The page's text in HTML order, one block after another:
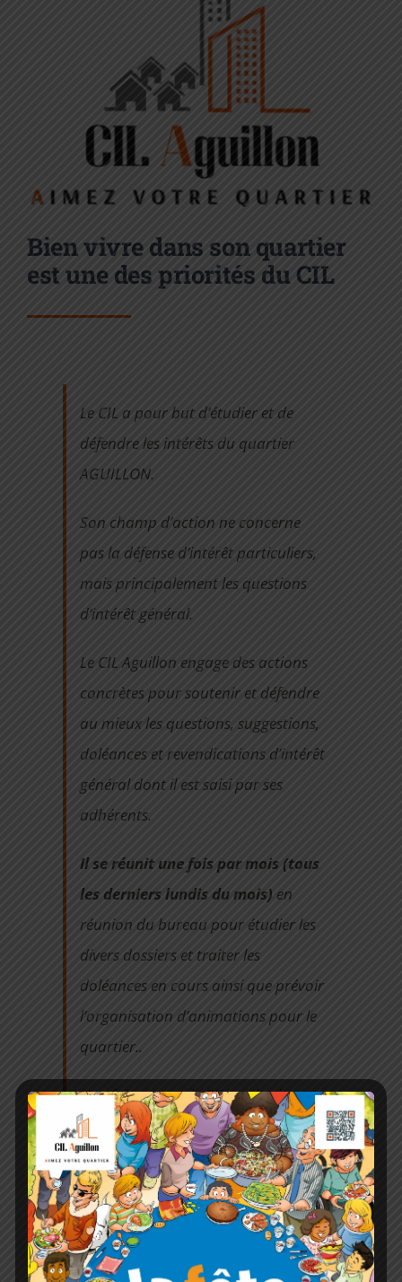
Bien vivre dans son quartier
est une des priorités du CIL
Le CIL a pour but d’étudier et de
défendre les intérêts du quartier
AGUILLON.
Son champ d’action ne concerne
pas la défense d’intérêt particuliers,
mais principalement les questions
d’intérêt général.
Le CIL Aguillon engage des actions
concrètes pour soutenir et défendre
au mieux les questions, suggestions,
doléances et revendications d’intérêt
général dont il est saisi par ses
adhérents.
Il se réunit une fois par mois (tous
les derniers lundis du mois) en
réunion du bureau pour étudier les
divers dossiers et traiter les
doléances en cours ainsi que prévoir
l’organisation d’animations pour le
quartier..
Une fois par an, le CIL se réunit en
Assemblée Générale ordinaire. Pour
cette occasion, les adhérents
reçoivent une convocation ainsi que
l’ordre du jour conformément aux
statuts.